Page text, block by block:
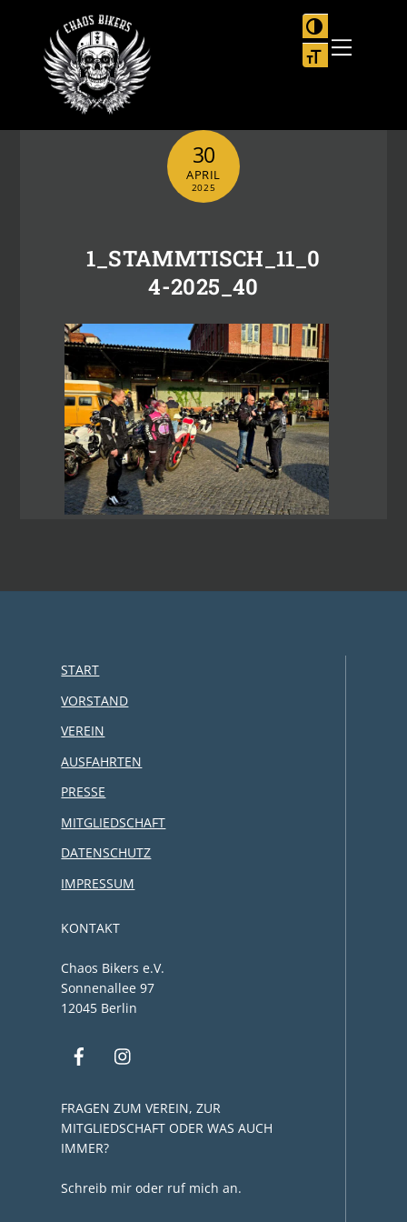
content
Menu
SCHRIFT
30
APRIL
2025
1_STAMMTISCH_11_0
4-2025_40
START
VORSTAND
VEREIN
AUSFAHRTEN
PRESSE
MITGLIEDSCHAFT
DATENSCHUTZ
IMPRESSUM
KONTAKT
Chaos Bikers e.V.
Sonnenallee 97
12045 Berlin
FRAGEN ZUM VEREIN, ZUR
MITGLIEDSCHAFT ODER WAS AUCH
IMMER?
Schreib mir oder ruf mich an.